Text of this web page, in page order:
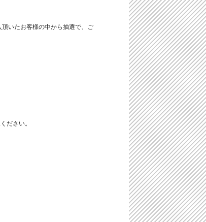
いたお客様の中から抽選で、ご
ださい。